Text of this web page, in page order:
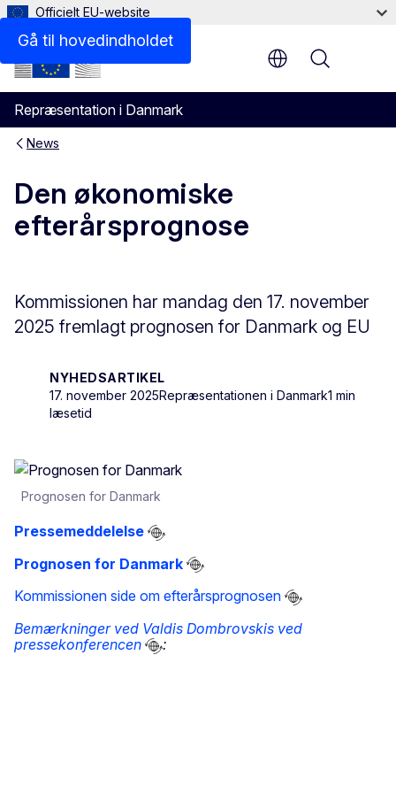
Gå til hovedindholdet
Officielt EU-website
Repræsentation i Danmark
Menu
News
Den økonomiske
efterårsprognose
Kommissionen har mandag den 17. november
2025 fremlagt prognosen for Danmark og EU
NYHEDSARTIKEL
17. november 2025Repræsentationen i Danmark1 min
læsetid
Prognosen for Danmark
Pressemeddelelse
Prognosen for Danmark
Kommissionen side om efterårsprognosen
Bemærkninger ved Valdis Dombrovskis ved
pressekonferencen
: